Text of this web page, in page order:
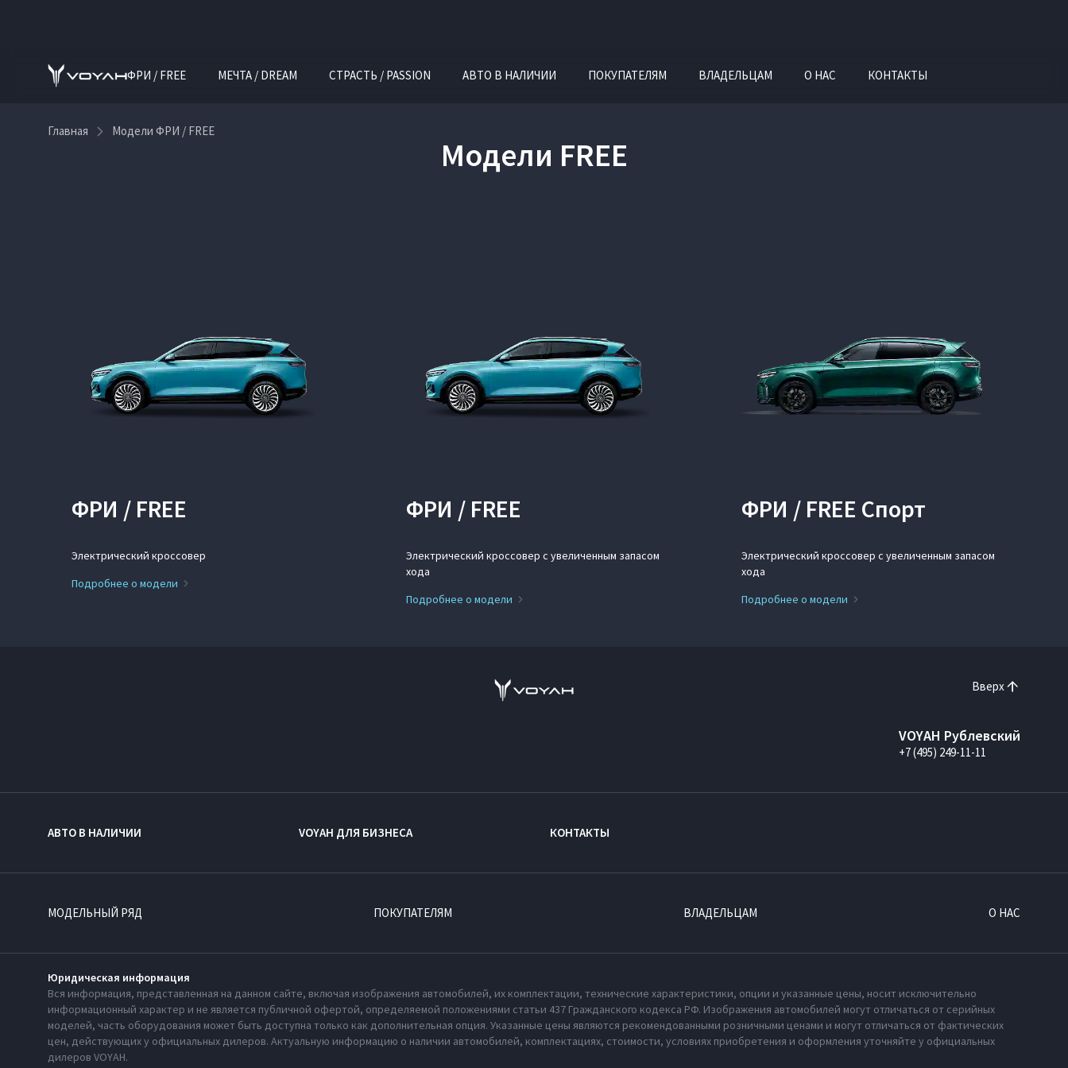
ФРИ / FREE МЕЧТА / DREAM СТРАСТЬ / PASSION АВТО В НАЛИЧИИ ПОКУПАТЕЛЯМ ВЛАДЕЛЬЦАМ О НАС КОНТАКТЫ
Главная Модели ФРИ / FREE
Модели FREE
ФРИ / FREE
Электрический кроссовер
Подробнее о модели
ФРИ / FREE
Электрический кроссовер с увеличенным запасом
хода
Подробнее о модели
ФРИ / FREE Спорт
Электрический кроссовер с увеличенным запасом
хода
Подробнее о модели
Вверх
VOYAH Рублевский
+7 (495) 249-11-11
АВТО В НАЛИЧИИ VOYAH ДЛЯ БИЗНЕСА КОНТАКТЫ
МОДЕЛЬНЫЙ РЯД ПОКУПАТЕЛЯМ ВЛАДЕЛЬЦАМ О НАС
Юридическая информация
Вся информация, представленная на данном сайте, включая изображения автомобилей, их комплектации, технические характеристики, опции и указанные цены, носит исключительно
информационный характер и не является публичной офертой, определяемой положениями статьи 437 Гражданского кодекса РФ. Изображения автомобилей могут отличаться от серийных
моделей, часть оборудования может быть доступна только как дополнительная опция. Указанные цены являются рекомендованными розничными ценами и могут отличаться от фактических
цен, действующих у официальных дилеров. Актуальную информацию о наличии автомобилей, комплектациях, стоимости, условиях приобретения и оформления уточняйте у официальных
дилеров VOYAH.